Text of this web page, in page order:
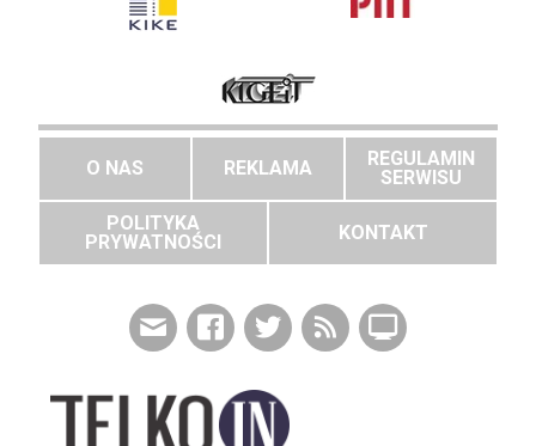
O NAS REKLAMA
REGULAMIN
SERWISU
POLITYKA
PRYWATNOŚCI
KONTAKT